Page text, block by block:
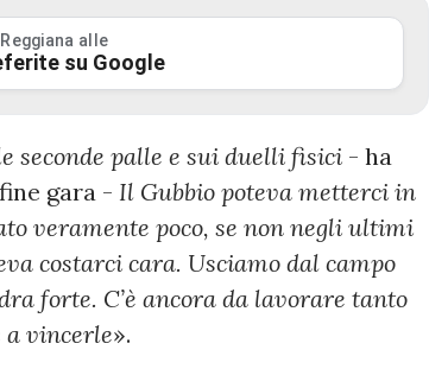
alle
su Google
seconde palle e sui duelli fisici - ha
gara - Il Gubbio poteva metterci in
veramente poco, se non negli ultimi
costarci cara. Usciamo dal campo
forte. C’è ancora da lavorare tanto
a vincerle».